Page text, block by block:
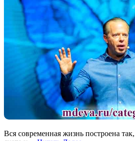
Вся современная жизнь построена